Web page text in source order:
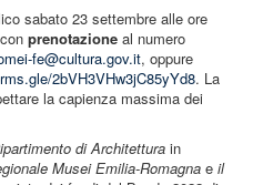
sabato 23 settembre alle ore
prenotazione al numero
fe@cultura.gov.it, oppure
2bVH3VHw3jC85yYd8. La
la capienza massima dei
di Architettura in
Musei Emilia-Romagna e il